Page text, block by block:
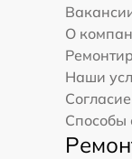
О
Наши
Способы